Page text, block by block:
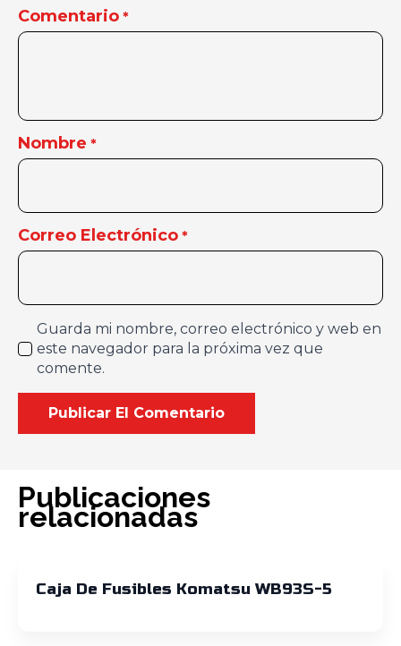
Comentario *
Nombre *
Correo Electrónico *
Guarda mi nombre, correo electrónico y web en
este navegador para la próxima vez que
comente.
Publicaciones
relacionadas
Caja De Fusibles Komatsu WB93S-5